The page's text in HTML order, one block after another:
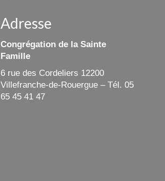
Adresse
Congrégation de la Sainte
Famille
6 rue des Cordeliers 12200
Villefranche-de-Rouergue – Tél. 05
65 45 41 47